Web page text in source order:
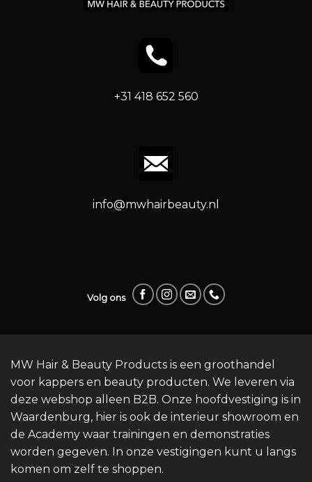
+31 418 652 560
info@mwhairbeauty.nl
Volg ons
MW Hair & Beauty Products is een groothandel
voor kappers en beauty producten. We leveren via
deze webshop alleen B2B. Onze hoofdvestiging is in
Waardenburg, hier is ook de interieur showroom en
de Academy waar trainingen en demonstraties
worden gegeven. In onze vestigingen kunt u langs
komen om zelf te shoppen.